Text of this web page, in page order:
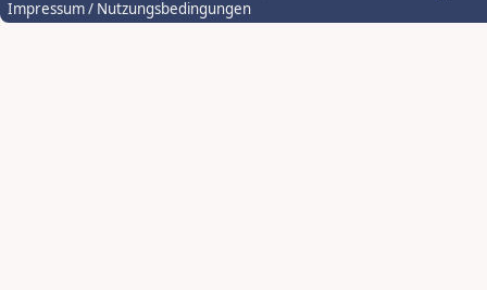
Impressum / Nutzungsbedingungen